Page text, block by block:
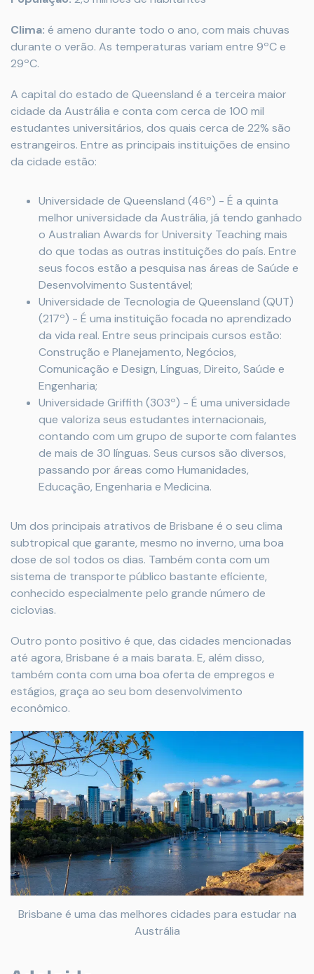
Clima: é ameno durante todo o ano, com mais chuvas
durante o verão. As temperaturas variam entre 9ºC e
29ºC.
A capital do estado de Queensland é a terceira maior
cidade da Austrália e conta com cerca de 100 mil
estudantes universitários, dos quais cerca de 22% são
estrangeiros. Entre as principais instituições de ensino
da cidade estão:
Universidade de Queensland (46º) - É a quinta
melhor universidade da Austrália, já tendo ganhado
o Australian Awards for University Teaching mais
do que todas as outras instituições do país. Entre
seus focos estão a pesquisa nas áreas de Saúde e
Desenvolvimento Sustentável;
Universidade de Tecnologia de Queensland (QUT)
(217º) - É uma instituição focada no aprendizado
da vida real. Entre seus principais cursos estão:
Construção e Planejamento, Negócios,
Comunicação e Design, Línguas, Direito, Saúde e
Engenharia;
Universidade Griffith (303º) - É uma universidade
que valoriza seus estudantes internacionais,
contando com um grupo de suporte com falantes
de mais de 30 línguas. Seus cursos são diversos,
passando por áreas como Humanidades,
Educação, Engenharia e Medicina.
Um dos principais atrativos de Brisbane é o seu clima
subtropical que garante, mesmo no inverno, uma boa
dose de sol todos os dias. Também conta com um
sistema de transporte público bastante eficiente,
conhecido especialmente pelo grande número de
ciclovias.
Outro ponto positivo é que, das cidades mencionadas
até agora, Brisbane é a mais barata. E, além disso,
também conta com uma boa oferta de empregos e
estágios, graça ao seu bom desenvolvimento
econômico.
Brisbane é uma das melhores cidades para estudar na
Austrália